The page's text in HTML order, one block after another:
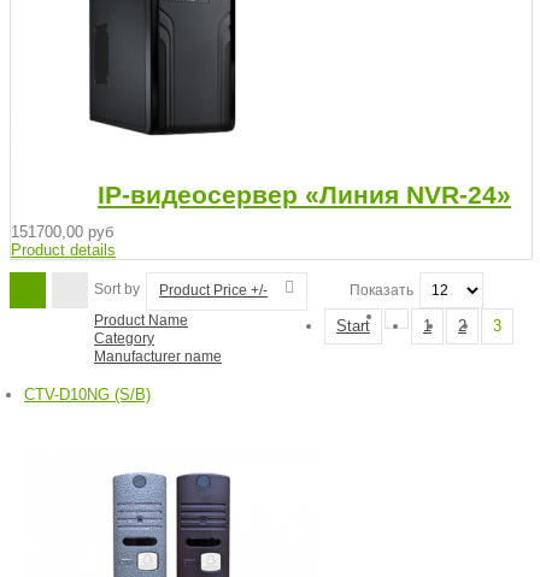
IP-видеосервер «Линия NVR-24»
151700,00 руб
Product details
Sort by
Product Price +/-
Product Name
Category
Manufacturer name
Показать
Start 1 2 3
CTV-D10NG (S/B)